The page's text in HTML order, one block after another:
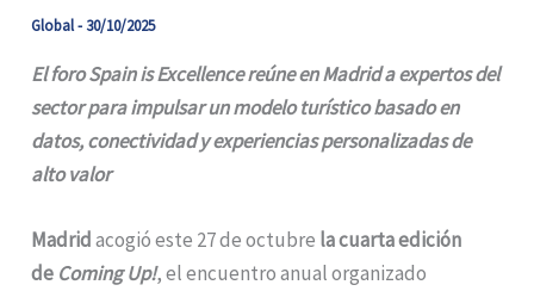
Global- 30/10/2025
El foro Spain is Excellence reúne en Madrid a expertos del
sector para impulsar un modelo turístico basado en
datos, conectividad y experiencias personalizadas de
alto valor
Madridacogió este 27 de octubre la cuarta edición
de Coming Up!, el encuentro anual organizado